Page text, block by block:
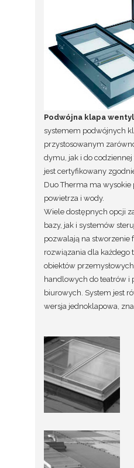
Podwójna klapa
systemem podwójnych
przystosowanym
dymu, jak i do
jest certyfikowany
Duo Therma ma
powietrza i wody.
Wiele dostępnych opcji
bazy, jak i systemów
pozwalają na stworzenie
rozwiązania dla każdego
obiektów
handlowych do teatrów i
biurowych. System jest
wersja jednoklapowa,